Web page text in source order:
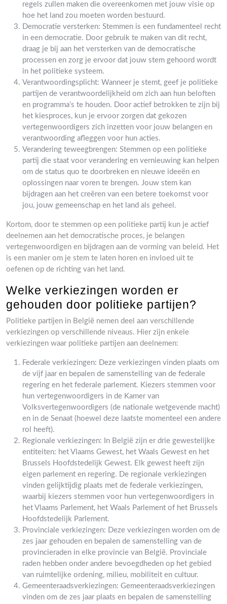
regels zullen maken die overeenkomen met jouw visie op
hoe het land zou moeten worden bestuurd.
Democratie versterken: Stemmen is een fundamenteel recht
in een democratie. Door gebruik te maken van dit recht,
draag je bij aan het versterken van de democratische
processen en zorg je ervoor dat jouw stem gehoord wordt
in het politieke systeem.
Verantwoordingsplicht: Wanneer je stemt, geef je politieke
partijen de verantwoordelijkheid om zich aan hun beloften
en programma’s te houden. Door actief betrokken te zijn bij
het kiesproces, kun je ervoor zorgen dat gekozen
vertegenwoordigers zich inzetten voor jouw belangen en
verantwoording afleggen voor hun acties.
Verandering teweegbrengen: Stemmen op een politieke
partij die staat voor verandering en vernieuwing kan helpen
om de status quo te doorbreken en nieuwe ideeën en
oplossingen naar voren te brengen. Jouw stem kan
bijdragen aan het creëren van een betere toekomst voor
jou, jouw gemeenschap en het land als geheel.
Kortom, door te stemmen op een politieke partij kun je actief
deelnemen aan het democratische proces, je belangen
vertegenwoordigen en bijdragen aan de vorming van beleid. Het
is een manier om je stem te laten horen en invloed uit te
oefenen op de richting van het land.
Welke verkiezingen worden er
gehouden door politieke partijen?
Politieke partijen in België nemen deel aan verschillende
verkiezingen op verschillende niveaus. Hier zijn enkele
verkiezingen waar politieke partijen aan deelnemen:
Federale verkiezingen: Deze verkiezingen vinden plaats om
de vijf jaar en bepalen de samenstelling van de federale
regering en het federale parlement. Kiezers stemmen voor
hun vertegenwoordigers in de Kamer van
Volksvertegenwoordigers (de nationale wetgevende macht)
en in de Senaat (hoewel deze laatste momenteel een andere
rol heeft).
Regionale verkiezingen: In België zijn er drie gewestelijke
entiteiten: het Vlaams Gewest, het Waals Gewest en het
Brussels Hoofdstedelijk Gewest. Elk gewest heeft zijn
eigen parlement en regering. De regionale verkiezingen
vinden gelijktijdig plaats met de federale verkiezingen,
waarbij kiezers stemmen voor hun vertegenwoordigers in
het Vlaams Parlement, het Waals Parlement of het Brussels
Hoofdstedelijk Parlement.
Provinciale verkiezingen: Deze verkiezingen worden om de
zes jaar gehouden en bepalen de samenstelling van de
provincieraden in elke provincie van België. Provinciale
raden hebben onder andere bevoegdheden op het gebied
van ruimtelijke ordening, milieu, mobiliteit en cultuur.
Gemeenteraadsverkiezingen: Gemeenteraadsverkiezingen
vinden om de zes jaar plaats en bepalen de samenstelling